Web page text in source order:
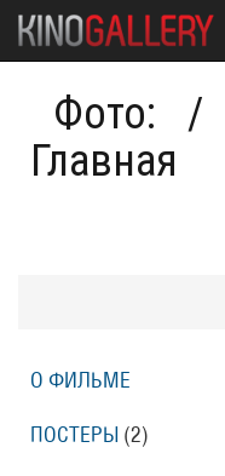
Фото:
Главная
/
О ФИЛЬМЕ
ПОСТЕРЫ (2)